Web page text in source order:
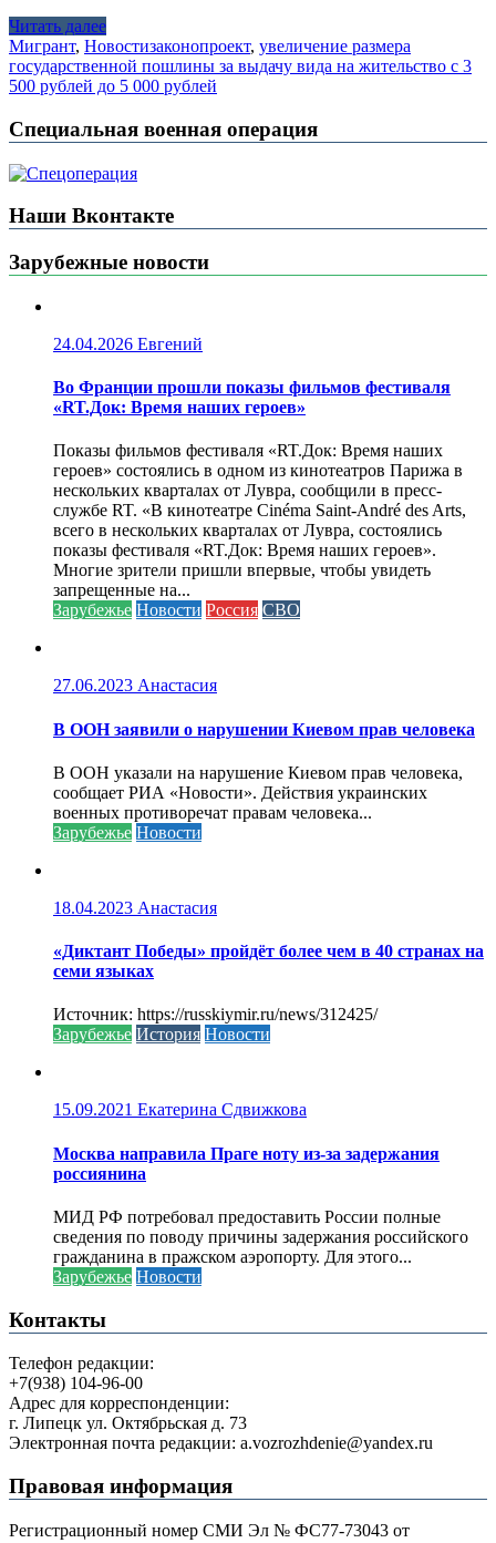
Читать далее
Мигрант, Новостизаконопроект, увеличение размера
государственной пошлины за выдачу вида на жительство с 3
500 рублей до 5 000 рублей
Специальная военная операция
Наши Вконтакте
Зарубежные новости
24.04.2026 Евгений
Во Франции прошли показы фильмов фестиваля
«RT.Док: Время наших героев»
Показы фильмов фестиваля «RT.Док: Время наших
героев» состоялись в одном из кинотеатров Парижа в
нескольких кварталах от Лувра, сообщили в пресс-
службе RT. «В кинотеатре Cinéma Saint-André des Arts,
всего в нескольких кварталах от Лувра, состоялись
показы фестиваля «RT.Док: Время наших героев».
Многие зрители пришли впервые, чтобы увидеть
запрещенные на...
Зарубежье Новости Россия СВО
27.06.2023 Анастасия
В ООН заявили о нарушении Киевом прав человека
В ООН указали на нарушение Киевом прав человека,
сообщает РИА «Новости». Действия украинских
военных противоречат правам человека...
Зарубежье Новости
18.04.2023 Анастасия
«Диктант Победы» пройдёт более чем в 40 странах на
семи языках
Источник: https://russkiymir.ru/news/312425/
Зарубежье История Новости
15.09.2021 Екатерина Сдвижкова
Москва направила Праге ноту из-за задержания
россиянина
МИД РФ потребовал предоставить России полные
сведения по поводу причины задержания российского
гражданина в пражском аэропорту. Для этого...
Зарубежье Новости
Контакты
Телефон редакции:
+7(938) 104-96-00
Адрес для корреспонденции:
г. Липецк ул. Октябрьская д. 73
Электронная почта редакции: a.vozrozhdenie@yandex.ru
Правовая информация
Регистрационный номер СМИ Эл № ФС77-73043 от